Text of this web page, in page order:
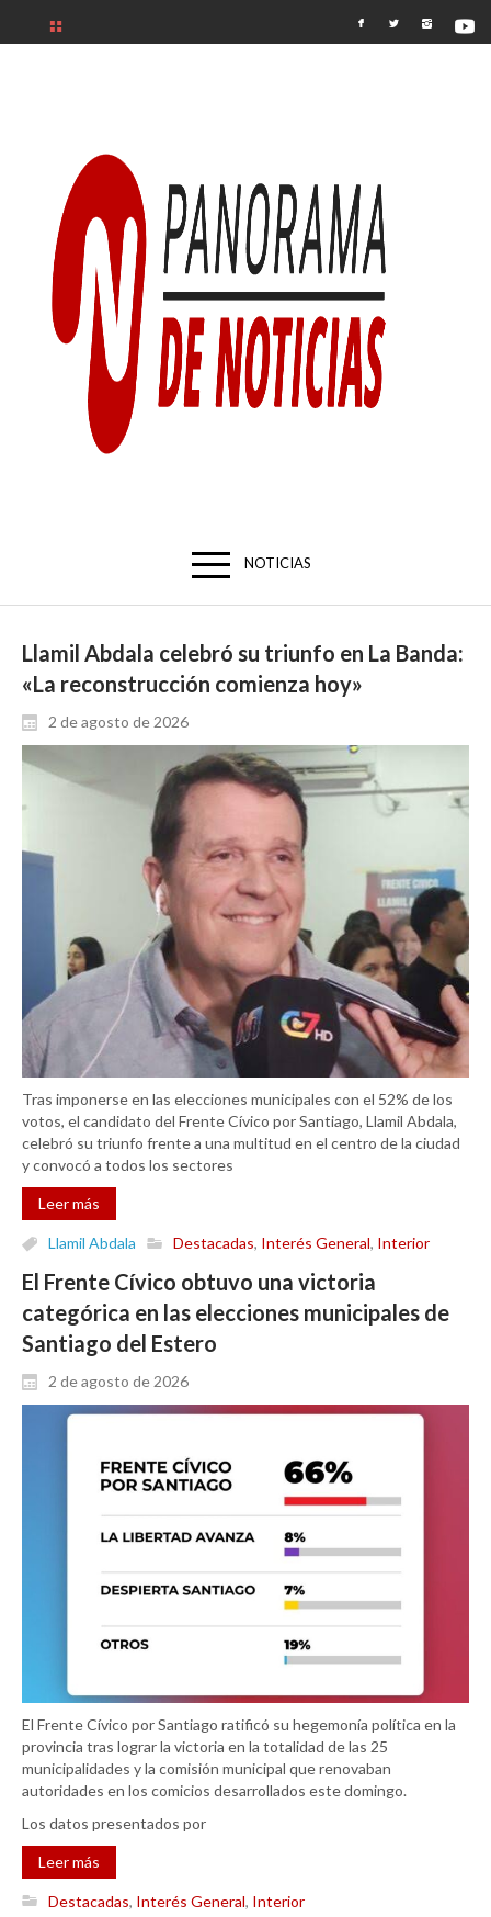
NOTICIAS
Llamil Abdala celebró su triunfo en La Banda:
«La reconstrucción comienza hoy»
2 de agosto de 2026
Tras imponerse en las elecciones municipales con el 52% de los
votos, el candidato del Frente Cívico por Santiago, Llamil Abdala,
celebró su triunfo frente a una multitud en el centro de la ciudad
y convocó a todos los sectores
Leer más
Llamil Abdala Destacadas, Interés General, Interior
El Frente Cívico obtuvo una victoria
categórica en las elecciones municipales de
Santiago del Estero
2 de agosto de 2026
El Frente Cívico por Santiago ratificó su hegemonía política en la
provincia tras lograr la victoria en la totalidad de las 25
municipalidades y la comisión municipal que renovaban
autoridades en los comicios desarrollados este domingo.
Los datos presentados por
Leer más
Destacadas, Interés General, Interior